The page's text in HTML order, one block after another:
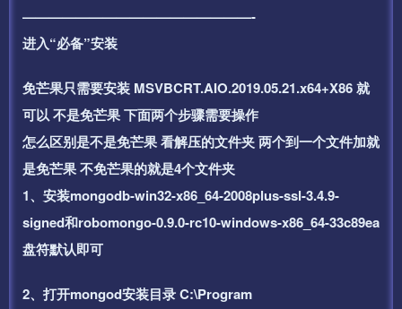
—————————————————-
进入“必备”安装
免芒果只需要安装 MSVBCRT.AIO.2019.05.21.x64+X86 就
可以 不是免芒果 下面两个步骤需要操作
怎么区别是不是免芒果 看解压的文件夹 两个到一个文件加就
是免芒果 不免芒果的就是4个文件夹
1、安装mongodb-win32-x86_64-2008plus-ssl-3.4.9-
signed和robomongo-0.9.0-rc10-windows-x86_64-33c89ea
盘符默认即可
2、打开mongod安装目录 C:\Program